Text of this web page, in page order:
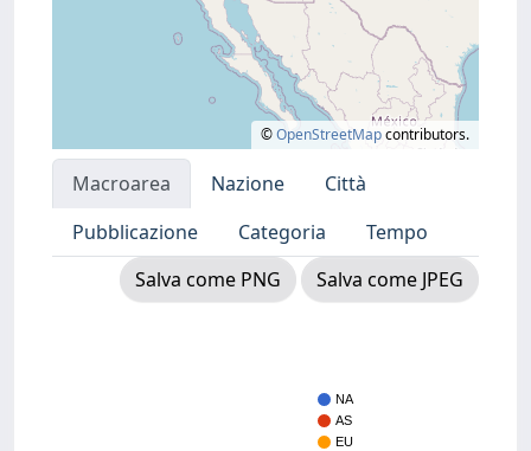
©OpenStreetMapcontributors.
Macroarea Nazione
Città
Pubblicazione
Categoria
Tempo
Salva come PNG
Salva come JPEG
NA
AS
EU